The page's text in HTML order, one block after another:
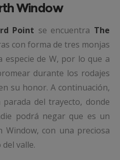
Window
Point se encuentra The
con forma de tres monjas
de W, por lo que a
durante los rodajes
su honor. A continuación,
del trayecto, donde
podrá negar que es un
con una preciosa
valle.